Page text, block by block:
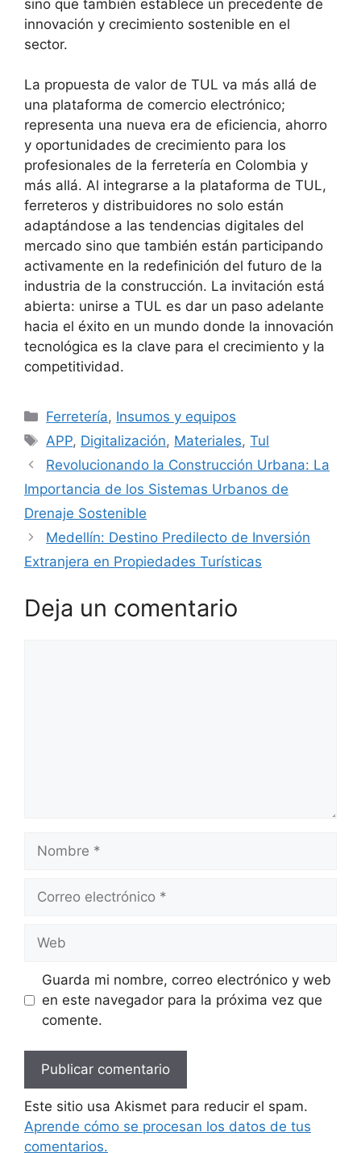
sino que también establece un precedente de
innovación y crecimiento sostenible en el
sector.
La propuesta de valor de TUL va más allá de
una plataforma de comercio electrónico;
representa una nueva era de eficiencia, ahorro
y oportunidades de crecimiento para los
profesionales de la ferretería en Colombia y
más allá. Al integrarse a la plataforma de TUL,
ferreteros y distribuidores no solo están
adaptándose a las tendencias digitales del
mercado sino que también están participando
activamente en la redefinición del futuro de la
industria de la construcción. La invitación está
abierta: unirse a TUL es dar un paso adelante
hacia el éxito en un mundo donde la innovación
tecnológica es la clave para el crecimiento y la
competitividad.
Categorías
Ferretería, Insumos y equipos
Etiquetas
APP, Digitalización, Materiales,Tul
Revolucionando la Construcción Urbana: La
Importancia de los Sistemas Urbanos de
Drenaje Sostenible
Medellín: Destino Predilecto de Inversión
Extranjera en Propiedades Turísticas
Deja un comentario
electrónico
Guarda mi nombre, correo electrónico y web
en este navegador para la próxima vez que
comente.
Este sitio usa Akismet para reducir el spam.
Aprende cómo se procesan los datos de tus
comentarios.